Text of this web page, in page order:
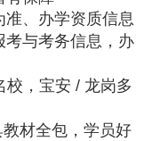
准、办学资质信息
考与考务信息，办
校，宝安 / 龙岗多
材全包，学员好